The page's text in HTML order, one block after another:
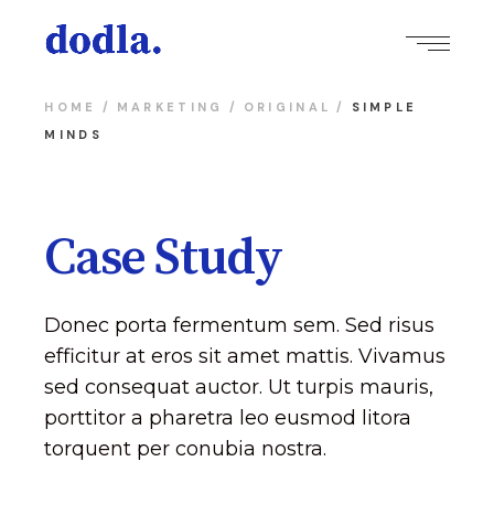
HOME MARKETING ORIGINAL
SIMPLE
MINDS
Case Study
Donec porta fermentum sem. Sed risus
efficitur at eros sit amet mattis. Vivamus
sed consequat auctor. Ut turpis mauris,
porttitor a pharetra leo eusmod litora
torquent per conubia nostra.